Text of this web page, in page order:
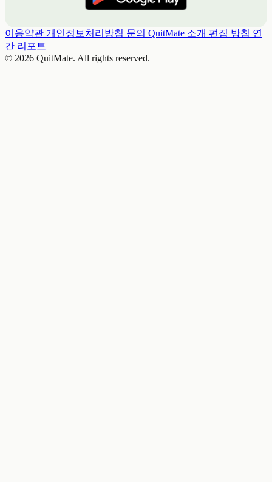
이용약관 개인정보처리방침 문의 QuitMate 소개 편집 방침 연
간 리포트
© 2026 QuitMate. All rights reserved.